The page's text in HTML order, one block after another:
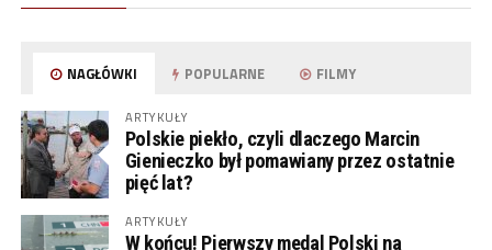
NAGŁÓWKI POPULARNE FILMY
ARTYKUŁY
Polskie piekło, czyli dlaczego Marcin
Gienieczko był pomawiany przez ostatnie
pięć lat?
ARTYKUŁY
W końcu! Pierwszy medal Polski na